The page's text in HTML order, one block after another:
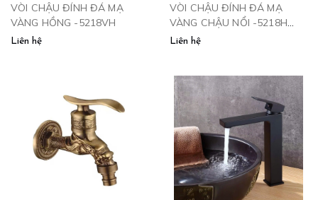
VÒI CHẬU ĐÍNH ĐÁ MẠ
VÀNG HỒNG -5218VH
Liên hệ
VÒI CHẬU ĐÍNH ĐÁ MẠ
VÀNG CHẬU NỔI -5218H
CLEANMAX
Liên hệ